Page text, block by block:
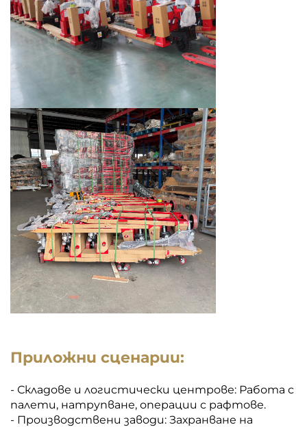
Приложни сценарии:
- Складове и логистически центрове: Работа с
палети, натрупване, операции с рафтове.
- Производствени заводи: Захранване на